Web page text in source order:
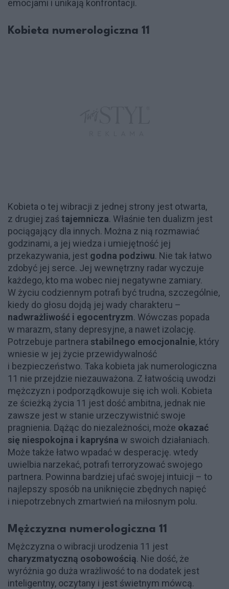
emocjami i unikają konfrontacji.
Kobieta numerologiczna 11
Kobieta o tej wibracji z jednej strony jest otwarta,
z drugiej zaś tajemnicza. Właśnie ten dualizm jest
pociągający dla innych. Można z nią rozmawiać
godzinami, a jej wiedza i umiejętność jej
przekazywania, jest godna podziwu. Nie tak łatwo
zdobyć jej serce. Jej wewnętrzny radar wyczuje
każdego, kto ma wobec niej negatywne zamiary.
W życiu codziennym potrafi być trudna, szczególnie,
kiedy do głosu dojdą jej wady charakteru –
nadwrażliwość i egocentryzm. Wówczas popada
w marazm, stany depresyjne, a nawet izolację.
Potrzebuje partnera stabilnego emocjonalnie, który
wniesie w jej życie przewidywalność
i bezpieczeństwo. Taka kobieta jak numerologiczna
11 nie przejdzie niezauważona. Z łatwością uwodzi
mężczyzn i podporządkowuje się ich woli. Kobieta
ze ścieżką życia 11 jest dość ambitna, jednak nie
zawsze jest w stanie urzeczywistnić swoje
pragnienia. Dążąc do niezależności, może okazać
się niespokojna i kapryśna w swoich działaniach.
Może także łatwo wpadać w desperację. wtedy
uwielbia narzekać, potrafi terroryzować swojego
partnera. Powinna bardziej ufać swojej intuicji – to
najlepszy sposób na uniknięcie zbędnych napięć
i niepotrzebnych zmartwień na miłosnym polu.
Mężczyzna numerologiczna 11
Mężczyzna o wibracji urodzenia 11 jest
charyzmatyczną osobowością. Nie dość, że
wyróżnia go duża wrażliwość to na dodatek jest
inteligentny, oczytany i jest świetnym mówcą.